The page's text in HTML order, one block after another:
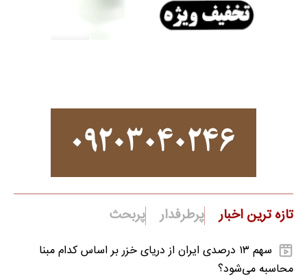
تازه ترین اخبار پرطرفدار پربحث
سهم ۱۳ درصدی ایران از دریای خزر بر اساس کدام مبنا
محاسبه می‌شود؟